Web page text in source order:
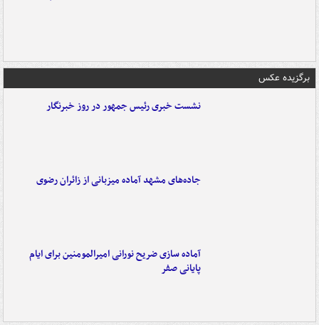
برگزیده عکس
نشست خبری رئیس جمهور در روز خبرنگار
جاده‌های مشهد آماده میزبانی از زائران رضوی
آماده سازی ضریح نورانی امیرالمومنین برای ایام
پایانی صفر